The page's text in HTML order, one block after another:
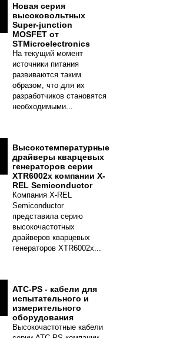
Новая серия
высоковольтных
Super-junction
MOSFET от
STMicroelectronics
На текущий момент
источники питания
развиваются таким
образом, что для их
разработчиков становятся
необходимыми...
Высокотемпературные
драйверы кварцевых
генераторов серии
XTR6002x компании X-
REL Semiconductor
Компания X-REL
Semiconductor
представила серию
высокочастотных
драйверов кварцевых
генераторов XTR6002x...
ATC-PS - кабели для
испытательного и
измерительного
оборудования
Высокочастотные кабели